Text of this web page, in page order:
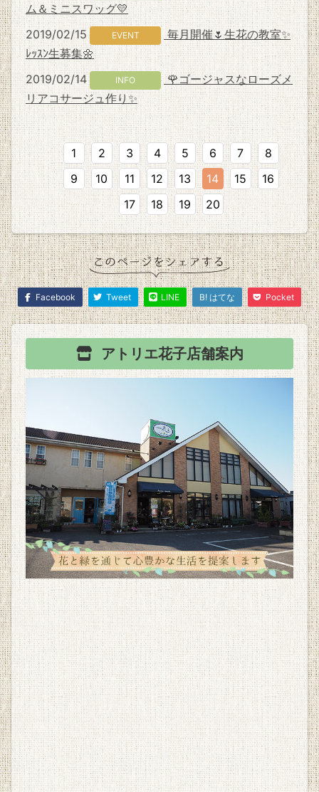
ム＆ミニスワッグ💛
2019/02/15
EVENT
毎月開催🌷生花の教室✨
ﾚｯｽﾝ生募集🌼
2019/02/14
INFO
🌹ゴージャスなローズメ
リアコサージュ作り✨
1 2 3 4 5 6 7
8
9
10 11 12 13 14 15
16
17
18 19 20
Facebook Tweet LINE B! はてな Pocket
アトリエ花子店舗案内